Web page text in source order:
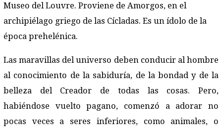
Museo del Louvre. Proviene de Amorgos, en el
archipiélago griego de las Cícladas. Es un ídolo de la
época prehelénica.
Las maravillas del universo deben conducir al hombre
al conocimiento de la sabiduría, de la bondad y de la
belleza del Creador de todas las cosas. Pero,
habiéndose vuelto pagano, comenzó a adorar no
pocas veces a seres inferiores, como animales, o